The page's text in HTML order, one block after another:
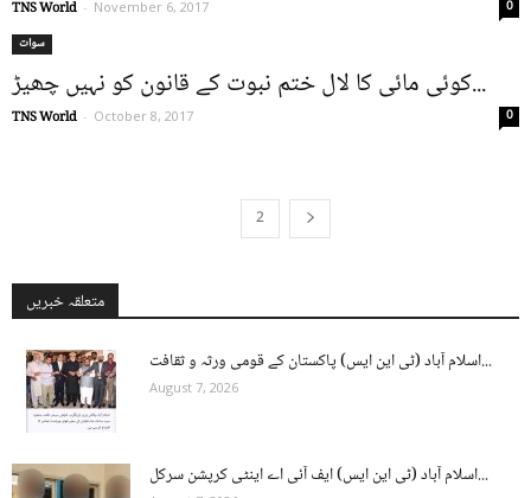
TNS World - November 6, 2017
0
سوات
کوئی مائی کا لال ختم نبوت کے قانون کو نہیں چھیڑ...
TNS World - October 8, 2017 0
2
متعلقہ خبریں
اسلام آباد (ٹی این ایس) پاکستان کے قومی ورثہ و ثقافت...
August 7, 2026
اسلام آباد (ٹی این ایس) ایف آئی اے اینٹی کرپشن سرکل...